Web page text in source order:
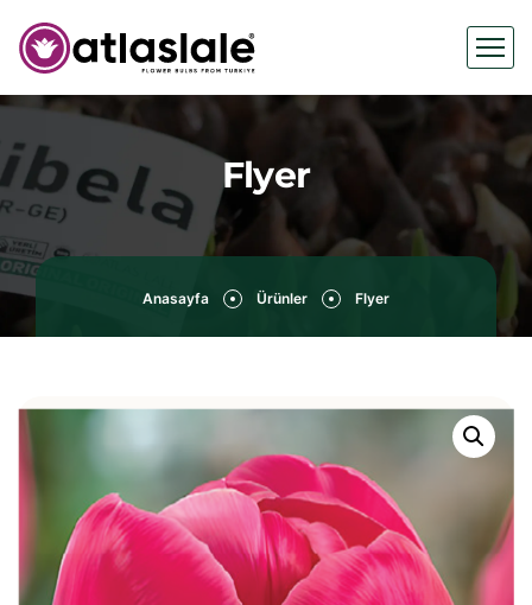
Flyer
Anasayfa Ürünler Flyer